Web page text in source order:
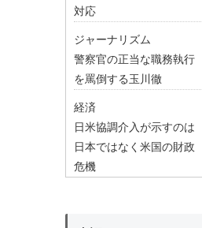
対応
ジャーナリズム
警察官の正当な職務執行
を罵倒する玉川徹
経済
日米協調介入が示すのは
日本ではなく米国の財政
危機